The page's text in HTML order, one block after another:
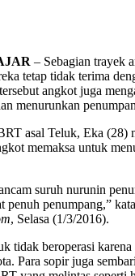
– Sebagian trayek
tetap tidak terima
angkot juga
menurunkan
asal Teluk, Eka (28)
memaksa untuk
suruh nurunin
penuh penumpang,”
, Selasa (1/3/2016).
tidak beroperasi
Para sopir juga